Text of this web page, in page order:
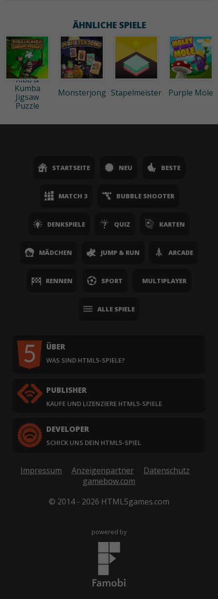
ÄHNLICHE SPIELE
Kiba &
Kumba
Jigsaw
Puzzle
Monsterjong Stapelmeister Purple Mole
STARTSEITE NEU BESTE
MATCH 3 BUBBLE SHOOTER
DENKSPIELE QUIZ KARTEN
MÄDCHEN JUMP & RUN ARCADE
RENNEN SPORT MULTIPLAYER
ALLE SPIELE
ÜBER
WAS SIND HTML5-SPIELE?
PUBLISHER
KAUFE UND LIZENZIERE HTML5-SPIELE
DEVELOPER
SCHICK UNS DEIN HTML5-SPIEL
Impressum Anzeigenpartner
Datenschutz
gamebow.com
© 2014 - 2026 HTML5games.com
powered by